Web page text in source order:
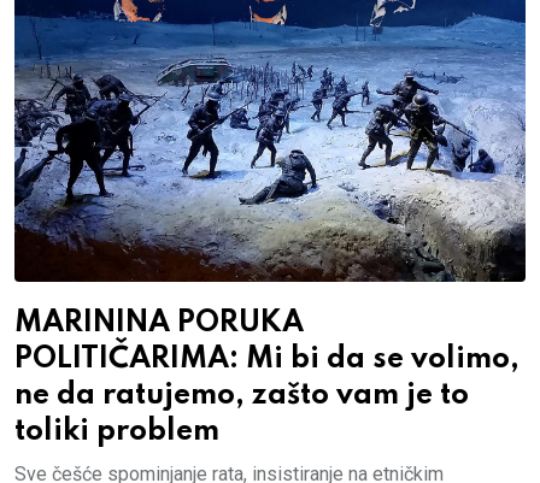
MARININA PORUKA
POLITIČARIMA: Mi bi da se volimo,
ne da ratujemo, zašto vam je to
toliki problem
Sve češće spominjanje rata, insistiranje na etničkim